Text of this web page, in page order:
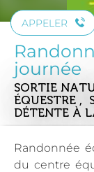
APPELER
journée
SORTIE
ÉQUESTRE ,
DÉTENTE À
Randonnée
du centre